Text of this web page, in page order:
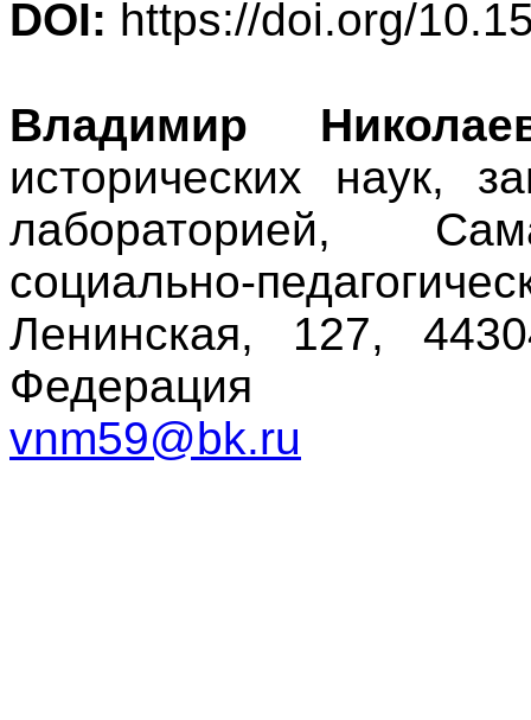
DOI: https://doi.org/
Владимир
исторических наук,
лабораторией,
социально-
Ленинская, 127,
Федерация
vnm59@bk.ru